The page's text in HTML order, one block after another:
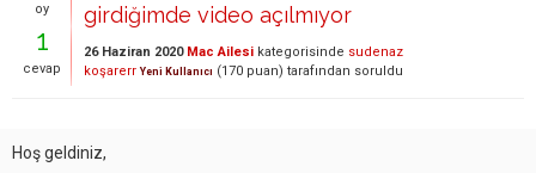
oy
1
cevap
girdiğimde video açılmıyor
26 Haziran 2020 Mac Ailesi kategorisinde sudenaz
koşarerr Yeni Kullanıcı (170 puan) tarafından soruldu
Hoş geldiniz,